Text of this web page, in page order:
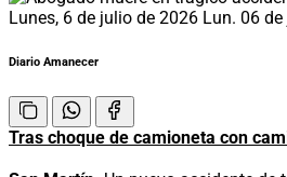
Lunes, 6 de julio de 2026 Lun. 06
Diario Amanecer
Tras choque de camioneta con